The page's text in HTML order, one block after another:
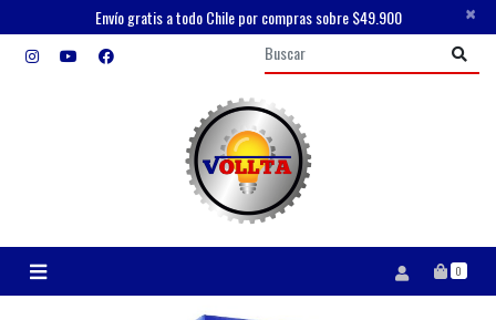
Envío gratis a todo Chile por compras sobre $49.900 ×
0